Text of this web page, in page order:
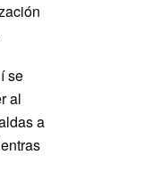
se
al
a